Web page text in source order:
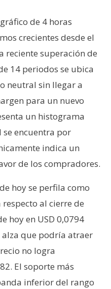
de 4 horas
crecientes desde el
reciente superación de
14 periodos se ubica
neutral sin llegar a
para un nuevo
un histograma
se encuentra por
indica un
de los compradores.
hoy se perfila como
al cierre de
hoy en USD 0,0794
que podría atraer
no logra
El soporte más
inferior del rango